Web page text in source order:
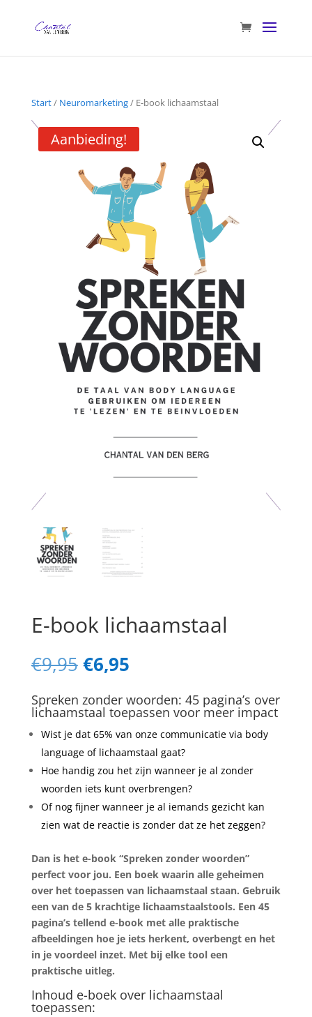
Start/ Neuromarketing/ E-book lichaamstaal
Aanbieding!
E-book lichaamstaal
€9,95 Oorspronkelijke
prijs
was:
€9,95.
€6,95Huidige
is:
€6,95.
Spreken zonder woorden: 45 pagina’s over
lichaamstaal toepassen voor meer impact
Wist je dat 65% van onze communicatie via body
language of lichaamstaal gaat?
Hoe handig zou het zijn wanneer je al zonder
woorden iets kunt overbrengen?
Of nog fijner wanneer je al iemands gezicht kan
zien wat de reactie is zonder dat ze het zeggen?
Dan is het e-book “Spreken zonder woorden”
perfect voor jou. Een boek waarin alle geheimen
over het toepassen van lichaamstaal staan. Gebruik
een van de 5 krachtige lichaamstaalstools. Een 45
pagina’s tellend e-book met alle praktische
afbeeldingen hoe je iets herkent, overbengt en het
in je voordeel inzet. Met bij elke tool een
praktische uitleg.
Inhoud e-boek over lichaamstaal
toepassen: